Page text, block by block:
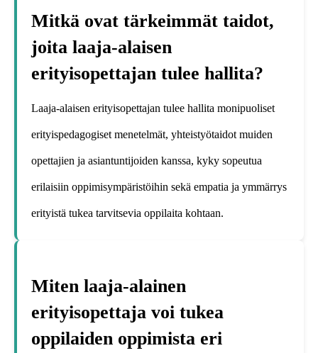
Mitkä ovat tärkeimmät taidot,
joita laaja-alaisen
erityisopettajan tulee hallita?
Laaja-alaisen erityisopettajan tulee hallita monipuoliset
erityispedagogiset menetelmät, yhteistyötaidot muiden
opettajien ja asiantuntijoiden kanssa, kyky sopeutua
erilaisiin oppimisympäristöihin sekä empatia ja ymmärrys
erityistä tukea tarvitsevia oppilaita kohtaan.
Miten laaja-alainen
erityisopettaja voi tukea
oppilaiden oppimista eri